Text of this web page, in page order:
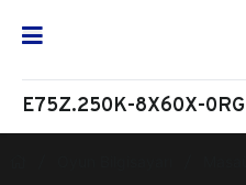
E75Z.250K-8X60X-0RG